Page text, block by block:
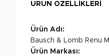
ÜRÜN ÖZELLIKLERI
Ürün Adı:
Bausch & Lomb Renu
Ürün Markası: